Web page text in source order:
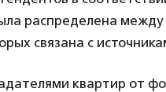
распределена между
связана с
квартир от